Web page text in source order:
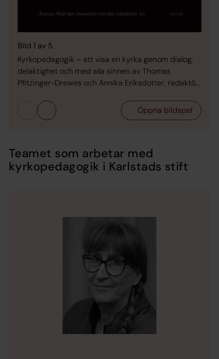
Bild 1 av 5
Kyrkopedagogik – att visa en kyrka genom dialog,
delaktighet och med alla sinnen av Thomas
Pfitzinger-Drewes och Annika Eriksdotter, redaktör.
Öppna bildspel
Teamet som arbetar med
kyrkopedagogik i Karlstads stift